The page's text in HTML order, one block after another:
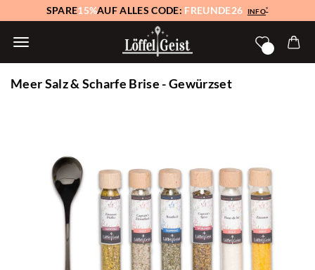
SPARE15%AUF ALLES CODE: FREUNDE26 INFO*
Meer Salz & Scharfe Brise - Gewürzset